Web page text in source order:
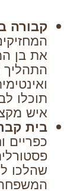
קבורה
את בן
תוכלו
איש
בית
כפריים
שהלכו